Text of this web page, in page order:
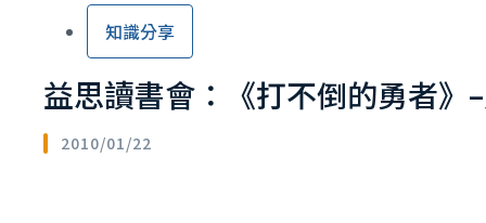
知識分享
益思讀書會：《打不倒的勇者》
2010/01/22